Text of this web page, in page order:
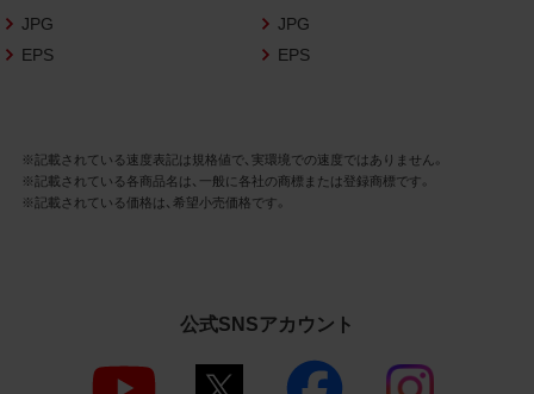
それらを除去しないこと
ページ以外のサイトとのリンクとし
て、当社と提携、協力関係等にあると
の示唆や誤解を生じさせうる態様の
利用を行わないこと
用しないこと
4.免責事項
JPG
EPS
JPG
EPS
※記載されている速度表記は規格値で、実環境での速度ではありません。
※記載されている各商品名は、一般に各社の商標または登録商標です。
※記載されている価格は、希望小売価格です。
公式SNSアカウント